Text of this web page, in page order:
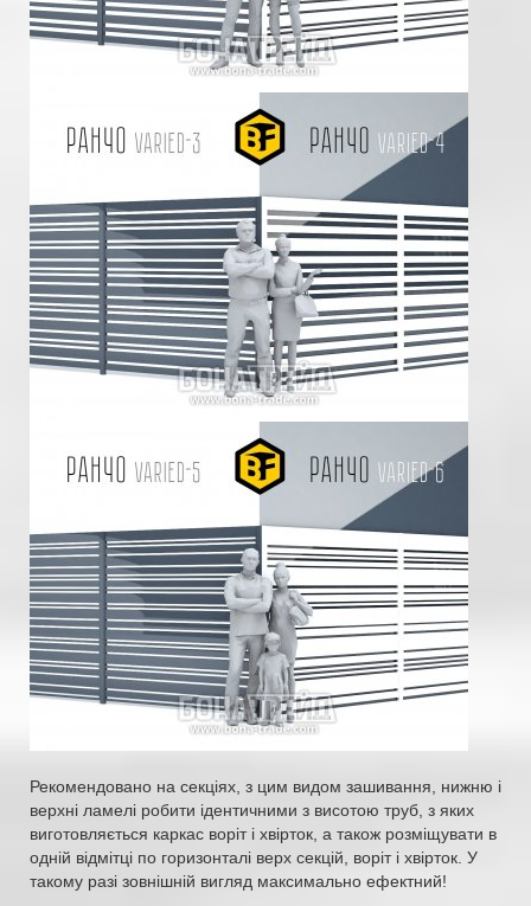
Рекомендовано на секціях, з цим видом зашивання, нижню і
верхні ламелі робити ідентичними з висотою труб, з яких
виготовляється каркас воріт і хвірток, а також розміщувати в
одній відмітці по горизонталі верх секцій, воріт і хвірток. У
такому разі зовнішній вигляд максимально ефектний!